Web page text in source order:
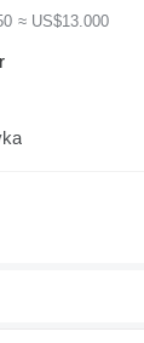
≈ US$13.000